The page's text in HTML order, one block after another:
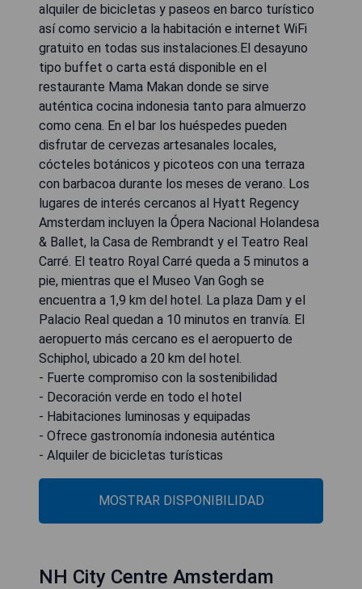
alquiler de bicicletas y paseos en barco turístico
así como servicio a la habitación e internet WiFi
gratuito en todas sus instalaciones.El desayuno
tipo buffet o carta está disponible en el
restaurante Mama Makan donde se sirve
auténtica cocina indonesia tanto para almuerzo
como cena. En el bar los huéspedes pueden
disfrutar de cervezas artesanales locales,
cócteles botánicos y picoteos con una terraza
con barbacoa durante los meses de verano. Los
lugares de interés cercanos al Hyatt Regency
Amsterdam incluyen la Ópera Nacional Holandesa
& Ballet, la Casa de Rembrandt y el Teatro Real
Carré. El teatro Royal Carré queda a 5 minutos a
pie, mientras que el Museo Van Gogh se
encuentra a 1,9 km del hotel. La plaza Dam y el
Palacio Real quedan a 10 minutos en tranvía. El
aeropuerto más cercano es el aeropuerto de
Schiphol, ubicado a 20 km del hotel.
- Fuerte compromiso con la sostenibilidad
- Decoración verde en todo el hotel
- Habitaciones luminosas y equipadas
- Ofrece gastronomía indonesia auténtica
- Alquiler de bicicletas turísticas
MOSTRAR DISPONIBILIDAD
NH City Centre Amsterdam